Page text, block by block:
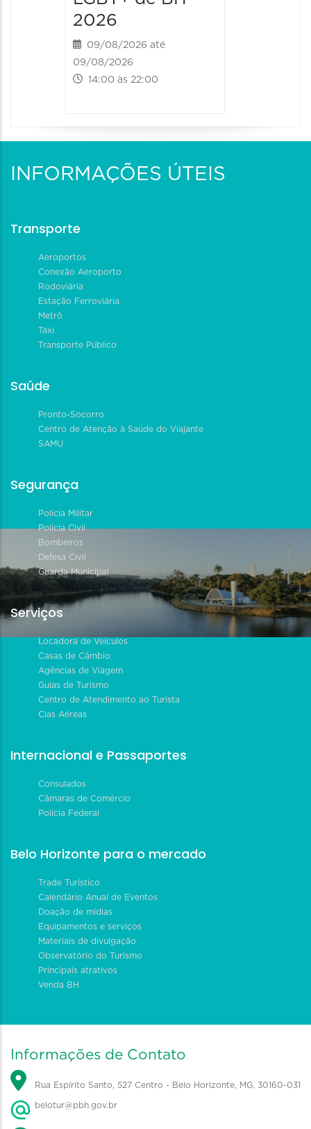
2026
09/08/2026 até
09/08/2026
14:00 às 22:00
INFORMAÇÕES ÚTEIS
Transporte
Aeroportos
Conexão Aeroporto
Rodoviária
Estação Ferroviária
Metrô
Táxi
Transporte Público
Saúde
Pronto-Socorro
Centro de Atenção à Saúde do Viajante
SAMU
Segurança
Polícia Militar
Polícia Civil
Bombeiros
Defesa Civil
Guarda Municipal
Serviços
Locadora de Veículos
Casas de Câmbio
Agências de Viagem
Guias de Turismo
Centro de Atendimento ao Turista
Cias Aéreas
Internacional e Passaportes
Consulados
Câmaras de Comércio
Polícia Federal
Belo Horizonte para o mercado
Trade Turístico
Calendário Anual de Eventos
Doação de mídias
Equipamentos e serviços
Materiais de divulgação
Observatório do Turismo
Principais atrativos
Venda BH
Informações de Contato
Rua Espírito Santo, 527 Centro - Belo Horizonte, MG, 30160-031
belotur@pbh.gov.br